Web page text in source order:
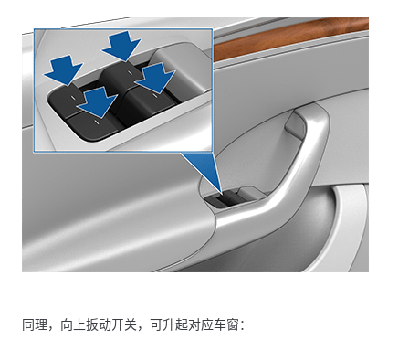
同理，向上扳动开关，可升起对应车窗：